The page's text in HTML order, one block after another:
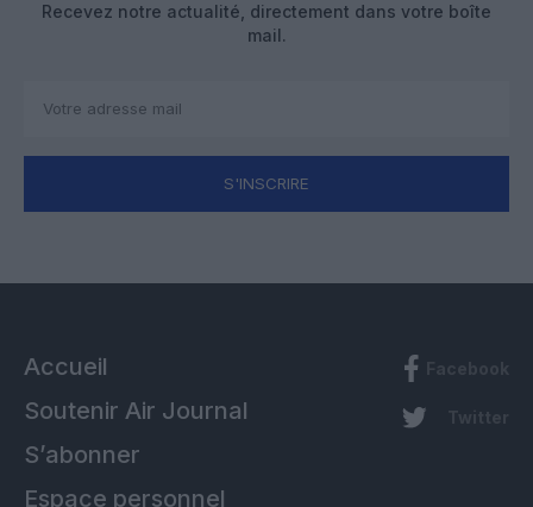
Recevez notre actualité, directement dans votre boîte
mail.
S'INSCRIRE
Accueil
Soutenir Air Journal
S’abonner
Espace personnel